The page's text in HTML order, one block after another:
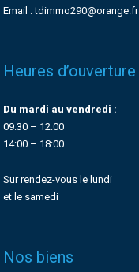
Email : tdimmo290@orange.fr
Heures d’ouverture
Du mardi au vendredi :
09:30 – 12:00
14:00 – 18:00
Sur rendez-vous le lundi
et le samedi
Nos biens